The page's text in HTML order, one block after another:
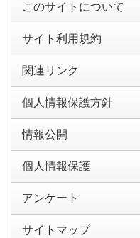
このサイトについて
サイト利用規約
関連リンク
個人情報保護方針
情報公開
個人情報保護
アンケート
サイトマップ